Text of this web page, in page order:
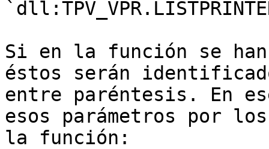
Si en la función se
éstos serán
entre paréntesis. En
esos parámetros por
la función: